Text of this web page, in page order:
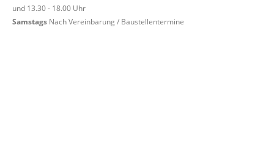
und 13.30 - 18.00 Uhr
Samstags Nach Vereinbarung / Baustellentermine